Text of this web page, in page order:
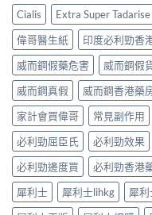
嗎？〉
中
福
的
終
點〉
中
析：
常
見
反
應、
發
生
率〉
中
非）
起
效
與
藥
效
持
續
完
整
指
南：
30
分
見
顆
夠
嗎？
30mg
vs
60mg
劑
量
選
擇
與
安
全
性
整
Cialis Extra Super Tadarise
偉哥醫生紙
印度必利勁香
威而鋼假藥危害
威而鋼假
威而鋼真假
威而鋼香港藥
家計會買偉哥
常見副作用
必利勁屈臣氏
必利勁效果
必利勁邊度買
必利勁香港
犀利士
犀利士lihkg 犀